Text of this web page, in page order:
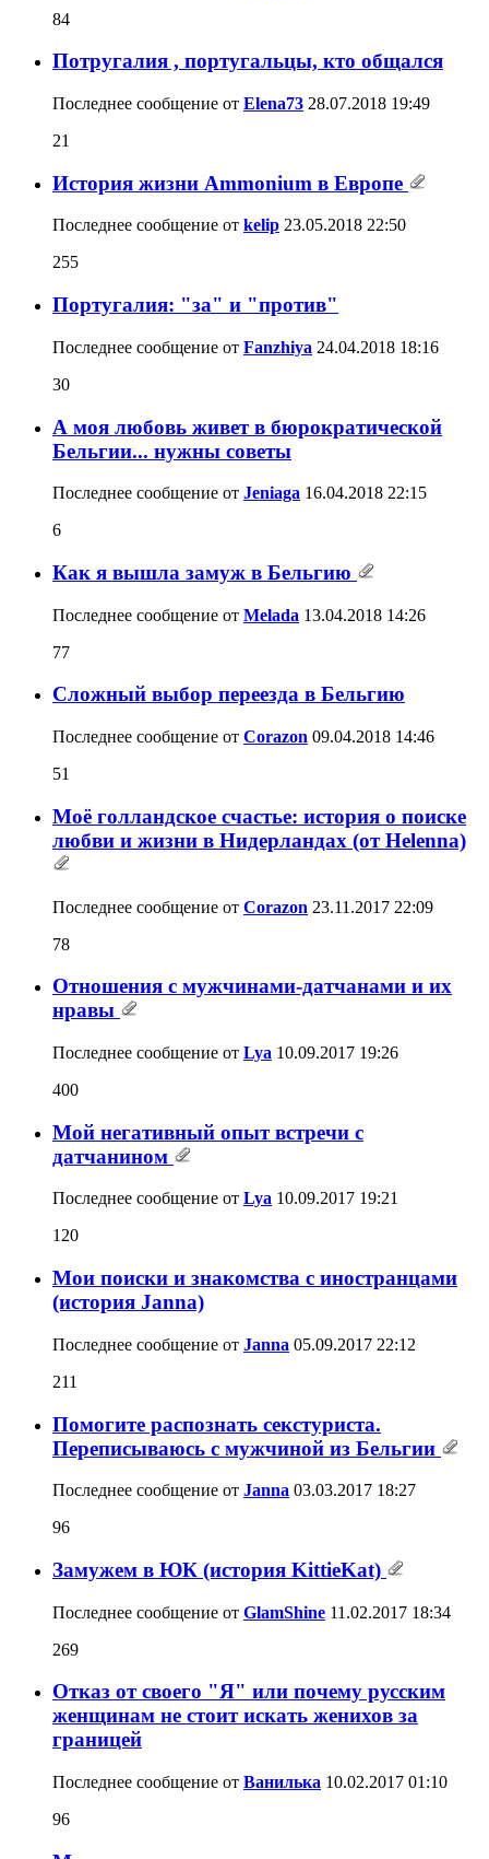
84
Потругалия , португальцы, кто общался
Последнее сообщение от Elena73 28.07.2018 19:49
21
История жизни Ammonium в Европе
Последнее сообщение от kelip 23.05.2018 22:50
255
Португалия: "за" и "против"
Последнее сообщение от Fanzhiya 24.04.2018 18:16
30
А моя любовь живет в бюрократической
Бельгии... нужны советы
Последнее сообщение от Jeniaga 16.04.2018 22:15
6
Как я вышла замуж в Бельгию
Последнее сообщение от Melada 13.04.2018 14:26
77
Сложный выбор переезда в Бельгию
Последнее сообщение от Corazon 09.04.2018 14:46
51
Моё голландское счастье: история о поиске
любви и жизни в Нидерландах (от Helenna)
Последнее сообщение от Corazon 23.11.2017 22:09
78
Отношения с мужчинами-датчанами и их
нравы
Последнее сообщение от Lya 10.09.2017 19:26
400
Мой негативный опыт встречи с
датчанином
Последнее сообщение от Lya 10.09.2017 19:21
120
Мои поиски и знакомства с иностранцами
(история Janna)
Последнее сообщение от Janna 05.09.2017 22:12
211
Помогите распознать секстуриста.
Переписываюсь с мужчиной из Бельгии
Последнее сообщение от Janna 03.03.2017 18:27
96
Замужем в ЮК (история KittieKat)
Последнее сообщение от GlamShine 11.02.2017 18:34
269
Отказ от своего "Я" или почему русским
женщинам не стоит искать женихов за
границей
Последнее сообщение от Ванилька 10.02.2017 01:10
96